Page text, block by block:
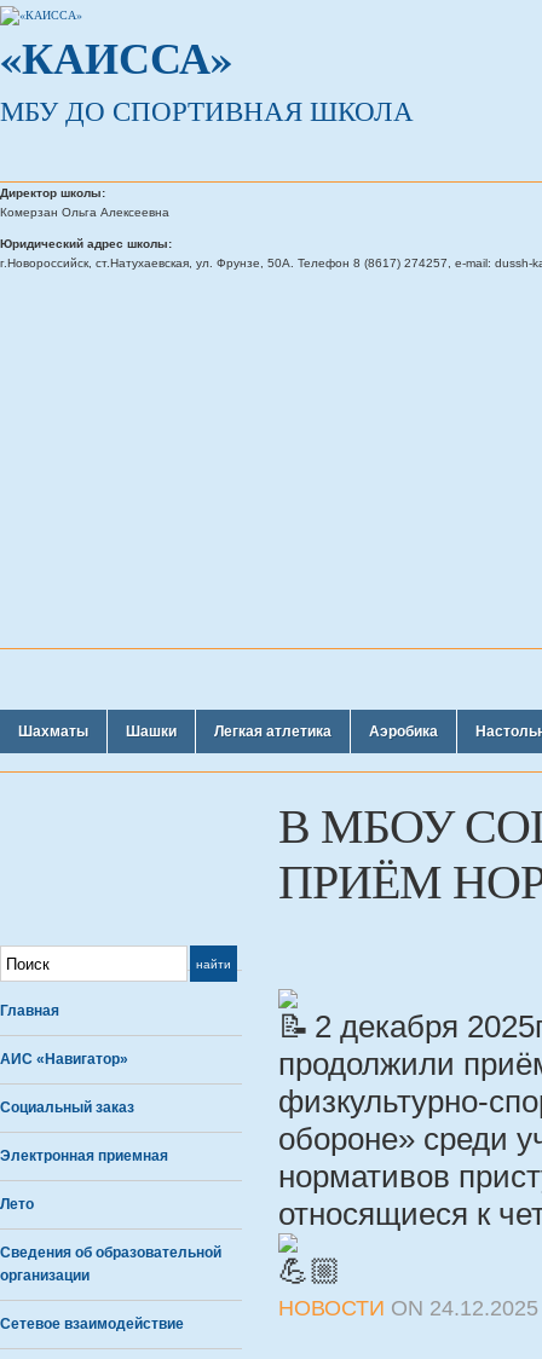
«КАИССА»
МБУ ДО СПОРТИВНАЯ ШКОЛА
Директор школы:
Комерзан Ольга Алексеевна
Юридический адрес школы:
г.Новороссийск, ст.Натухаевская, ул. Фрунзе, 50А. Телефон 8 (8617) 274257, e-mail: dussh-
Шахматы Шашки Легкая атлетика Аэробика
В МБОУ
ПРИЁМ
Главная
АИС «Навигатор»
Социальный заказ
Электронная приемная
Лето
Сведения об образовательной
организации
Сетевое взаимодействие
2 декабря
продолжили
физкультурно-
обороне»
нормативов
относящиеся к
НОВОСТИ ON 24.12.2025